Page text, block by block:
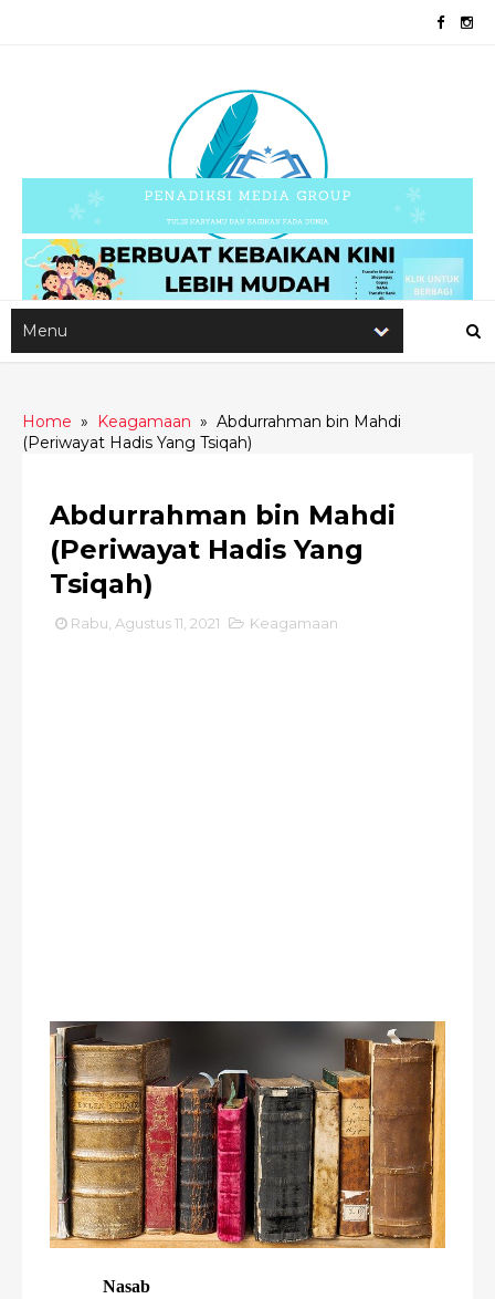
Home » Keagamaan » Abdurrahman bin Mahdi
(Periwayat Hadis Yang Tsiqah)
Abdurrahman bin Mahdi
(Periwayat Hadis Yang
Tsiqah)
Rabu, Agustus 11, 2021 Keagamaan
Nasab